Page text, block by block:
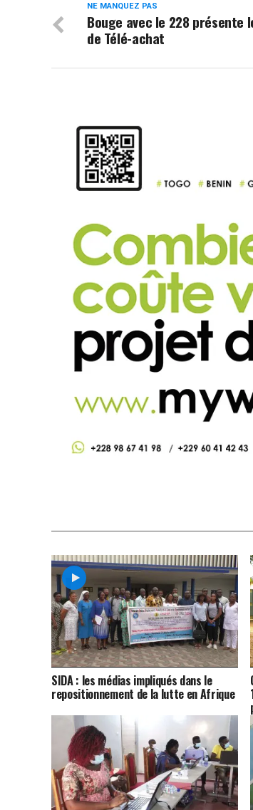
NE MANQUEZ PAS
Bouge avec le 228 présente
de Télé-achat
SIDA : les médias impliqués dans le
repositionnement de la lutte en Afrique